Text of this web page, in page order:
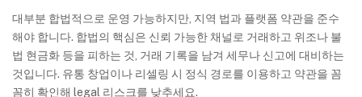
대부분 합법적으로 운영 가능하지만, 지역 법과 플랫폼 약관을 준수
해야 합니다. 합법의 핵심은 신뢰 가능한 채널로 거래하고 위조나 불
법 현금화 등을 피하는 것, 거래 기록을 남겨 세무나 신고에 대비하는
것입니다. 유통 창업이나 리셀링 시 정식 경로를 이용하고 약관을 꼼
꼼히 확인해 legal 리스크를 낮추세요.